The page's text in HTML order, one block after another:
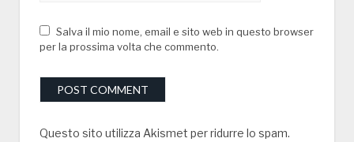
Salva il mio nome, email e sito web in questo browser
per la prossima volta che commento.
Questo sito utilizza Akismet per ridurre lo spam.